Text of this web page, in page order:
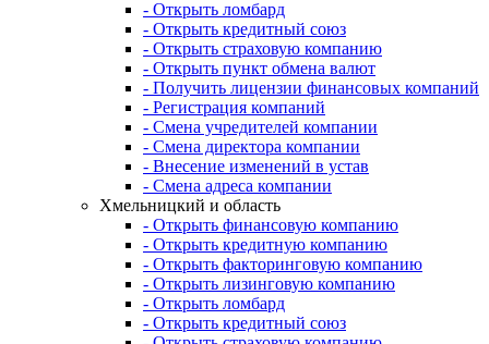
- Открыть ломбард
- Открыть кредитный союз
- Открыть страховую компанию
- Открыть пункт обмена валют
- Получить лицензии финансовых компаний
- Регистрация компаний
- Смена учредителей компании
- Смена директора компании
- Внесение изменений в устав
- Смена адреса компании
Хмельницкий и область
- Открыть финансовую компанию
- Открыть кредитную компанию
- Открыть факторинговую компанию
- Открыть лизинговую компанию
- Открыть ломбард
- Открыть кредитный союз